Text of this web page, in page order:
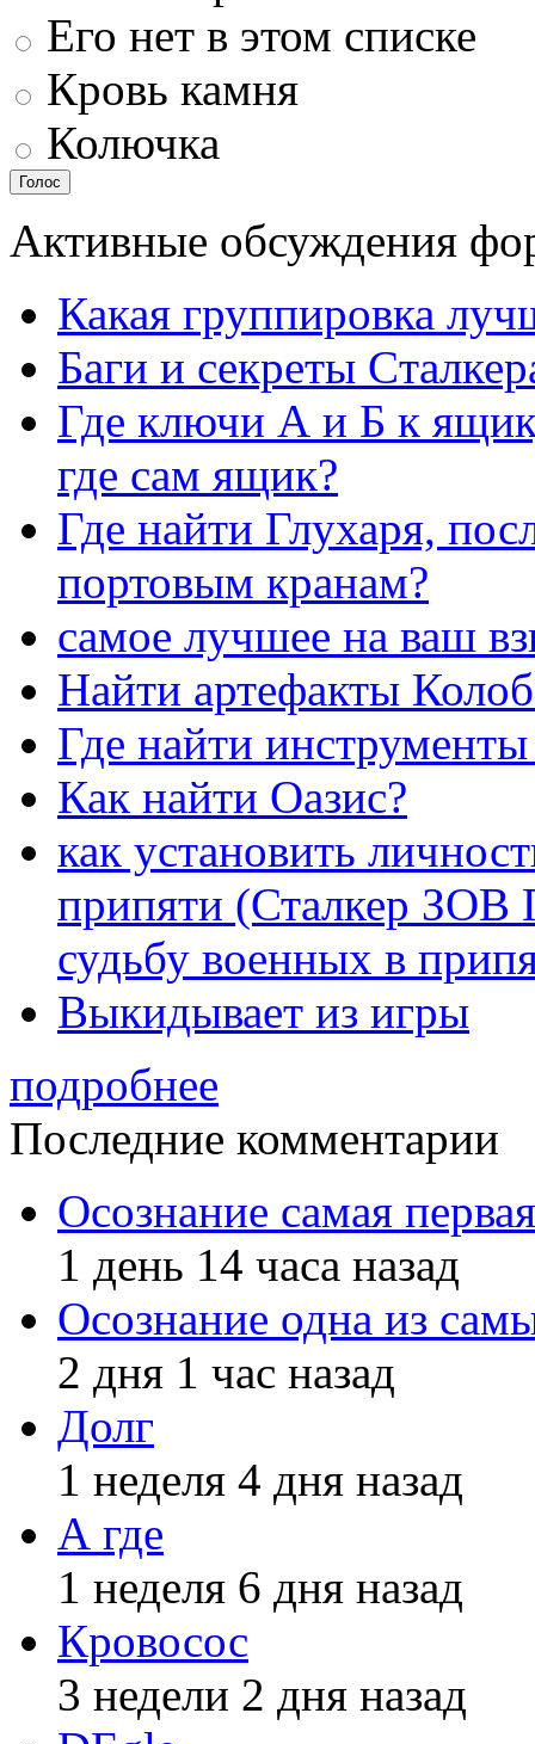
Его нет в этом списке
Кровь камня
Колючка
Активные обсуждения
Какая группировка
Баги и секреты
Где ключи А и Б к
где сам ящик?
Где найти Глухаря,
портовым кранам?
самое лучшее на ваш
Найти артефакты
Где найти
Как найти Оазис?
как установить
припяти (Сталкер
судьбу военных в
Выкидывает из игры
подробнее
Последние комментарии
Осознание самая
1 день 14 часа назад
Осознание одна из
2 дня 1 час назад
Долг
1 неделя 4 дня назад
А где
1 неделя 6 дня назад
Кровосос
3 недели 2 дня назад